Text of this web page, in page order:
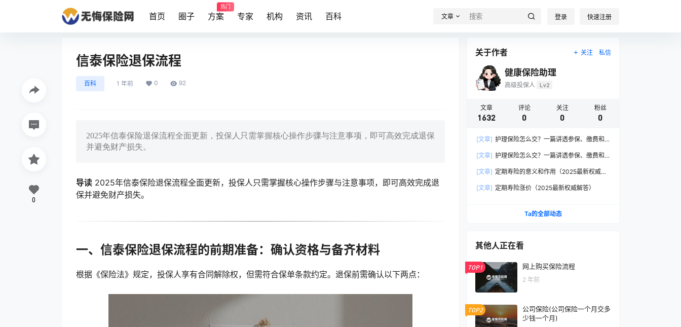
首页 圈子 方案
热门
专家 机构 资讯 百科 文章 登录 快速注册
信泰保险退保流程
百科 1 年前 0 92
2025年信泰保险退保流程全面更新，投保人只需掌握核心操作步骤与注意事项，即可高效完成退保
并避免财产损失。
导读 2025年信泰保险退保流程全面更新，投保人只需掌握核心操作步骤与注意事项，即可高效完成退
保并避免财产损失。
一、信泰保险退保流程的前期准备：确认资格与备齐材料
根据《保险法》规定，投保人享有合同解除权，但需符合保单条款约定。退保前需确认以下两点：
0
关于作者 关注 私信
健康保险助理
高级投保人 Lv2
文章
1632
评论
0
关注
0
粉丝
0
[文章] 护理保险怎么交？一篇讲透参保、缴费和
[文章] 护理保险怎么交？一篇讲透参保、缴费和
[文章] 定期寿险的意义和作用（2025最新权威解
[文章] 定期寿险涨价（2025最新权威解答）
Ta的全部动态
其他人正在看
TOP1 网上购买保险流程
2 年前
TOP2
公司保险(公司保险一个月交多
少钱一个月)